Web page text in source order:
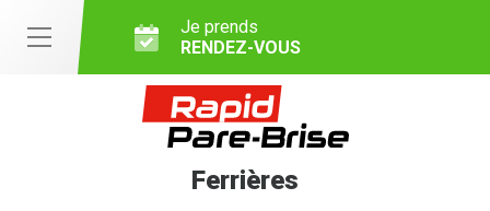
Je prends
RENDEZ-VOUS
Ferrières